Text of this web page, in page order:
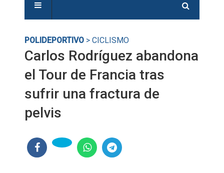
POLIDEPORTIVO > CICLISMO
Carlos Rodríguez abandona
el Tour de Francia tras
sufrir una fractura de
pelvis